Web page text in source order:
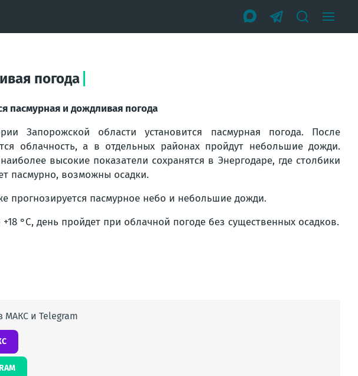
погода
пасмурная и дождливая погода
Запорожской области установится пасмурная погода. После
облачность, а в отдельных районах пройдут небольшие дожди.
высокие показатели сохранятся в Энергодаре, где столбики
пасмурно, возможны осадки.
прогнозируется пасмурное небо и небольшие дожди.
°С, день пройдет при облачной погоде без существенных осадков.
МАКС и Telegram